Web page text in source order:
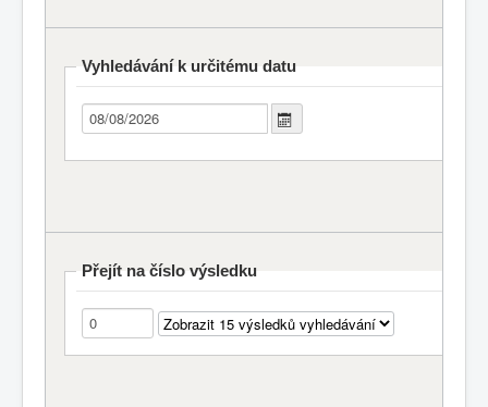
Vyhledávání k určitému datu
Přejít na číslo výsledku